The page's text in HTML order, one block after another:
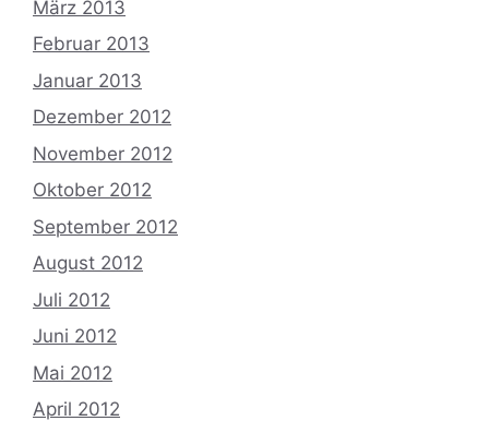
März 2013
Februar 2013
Januar 2013
Dezember 2012
November 2012
Oktober 2012
September 2012
August 2012
Juli 2012
Juni 2012
Mai 2012
April 2012